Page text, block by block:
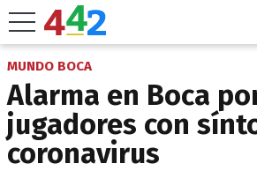
MUNDO BOCA
Alarma en Boca
jugadores con
coronavirus